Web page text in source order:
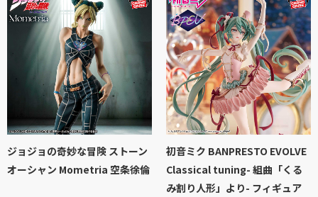
ジョジョの奇妙な冒険 ストーン
オーシャン Mometria 空条徐倫
初音ミク BANPRESTO EVOLVE
Classical tuning- 組曲「くる
み割り人形」より- フィギュア